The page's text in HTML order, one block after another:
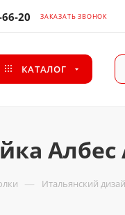
20 ЗАКАЗАТЬ ЗВОНОК
КАТАЛОГ
Албес
— Итальянский